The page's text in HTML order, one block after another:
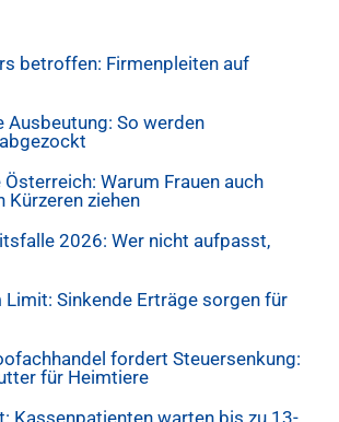
betroffen: Firmenpleiten auf
Ausbeutung: So werden
Warum Frauen auch
Kürzeren ziehen
2026: Wer nicht aufpasst,
Limit: Sinkende Erträge sorgen für
fordert Steuersenkung:
für Heimtiere